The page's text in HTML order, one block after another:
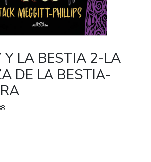
Y LA BESTIA 2-LA
DE LA BESTIA-